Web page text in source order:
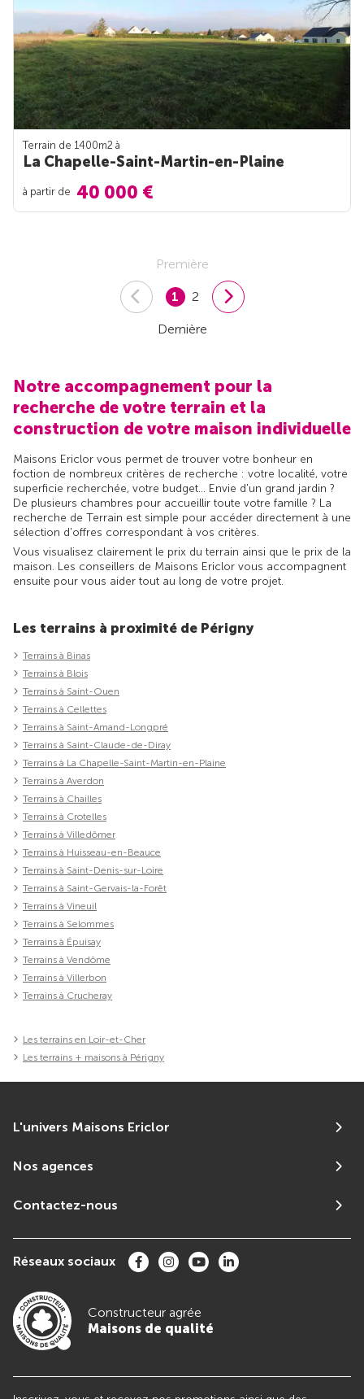
Terrain de 1400m2 à
La Chapelle-Saint-Martin-en-Plaine
à partir de 40 000 €
Première
1 2
Dernière
Notre accompagnement pour la
recherche de votre terrain et la
construction de votre maison individuelle
Maisons Ericlor vous permet de trouver votre bonheur en
foction de nombreux critères de recherche : votre localité, votre
superficie recherchée, votre budget... Envie d'un grand jardin ?
De plusieurs chambres pour accueillir toute votre famille ? La
recherche de Terrain est simple pour accéder directement à une
sélection d'offres correspondant à vos critères.
Vous visualisez clairement le prix du terrain ainsi que le prix de la
maison. Les conseillers de Maisons Ericlor vous accompagnent
ensuite pour vous aider tout au long de votre projet.
Les terrains à proximité de Périgny
Terrains à Binas
Terrains à Blois
Terrains à Saint-Ouen
Terrains à Cellettes
Terrains à Saint-Amand-Longpré
Terrains à Saint-Claude-de-Diray
Terrains à La Chapelle-Saint-Martin-en-Plaine
Terrains à Averdon
Terrains à Chailles
Terrains à Crotelles
Terrains à Villedômer
Terrains à Huisseau-en-Beauce
Terrains à Saint-Denis-sur-Loire
Terrains à Saint-Gervais-la-Forêt
Terrains à Vineuil
Terrains à Selommes
Terrains à Épuisay
Terrains à Vendôme
Terrains à Villerbon
Terrains à Crucheray
Les terrains en Loir-et-Cher
Les terrains + maisons à Périgny
L'univers Maisons Ericlor
Nos agences
Contactez-nous
Réseaux sociaux
Constructeur agrée
Maisons de qualité